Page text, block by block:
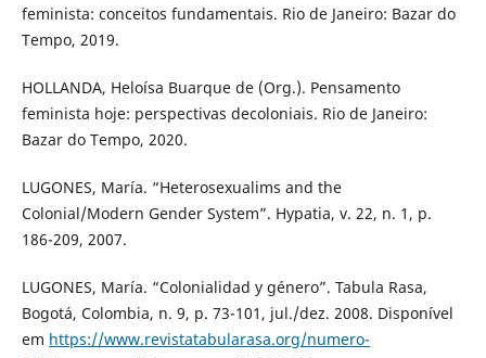
feminista: conceitos fundamentais. Rio de Janeiro: Bazar do
Tempo, 2019.
HOLLANDA, Heloísa Buarque de (Org.). Pensamento
feminista hoje: perspectivas decoloniais. Rio de Janeiro:
Bazar do Tempo, 2020.
LUGONES, María. “Heterosexualims and the
Colonial/Modern Gender System”. Hypatia, v. 22, n. 1, p.
186-209, 2007.
LUGONES, María. “Colonialidad y género”. Tabula Rasa,
Bogotá, Colombia, n. 9, p. 73-101, jul./dez. 2008. Disponível
em https://www.revistatabularasa.org/numero-